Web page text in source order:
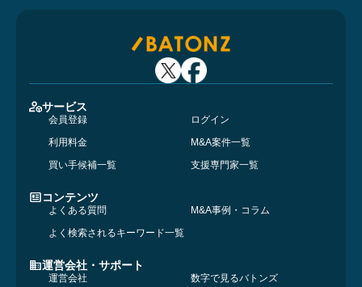
サービス
会員登録
ログイン
利用料金
M&A案件一覧
買い手候補一覧
支援専門家一覧
コンテンツ
よくある質問
M&A事例・コラム
よく検索されるキーワード一覧
運営会社・サポート
運営会社
数字で見るバトンズ